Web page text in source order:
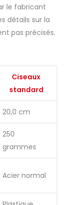
et la
les
le fabricant
détails sur la
pas précisés.
Ciseaux
standard
20,0 cm
250
grammes
Acier normal